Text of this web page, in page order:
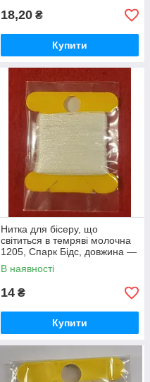
18,20 ₴
Купити
Нитка для бісеру, що
світиться в темряві молочна
1205, Спарк Бідс, довжина —
30 метрів
В наявності
14 ₴
Купити